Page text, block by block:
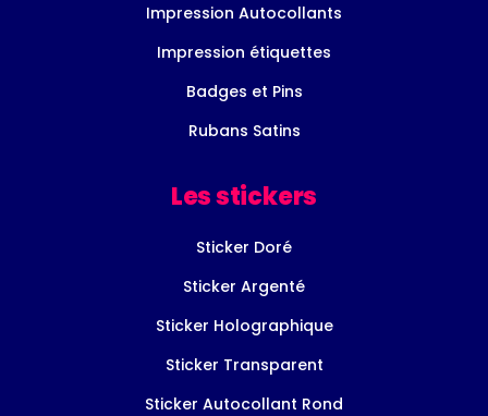
Impression Autocollants
Impression étiquettes
Badges et Pins
Rubans Satins
Les stickers
Sticker Doré
Sticker Argenté
Sticker Holographique
Sticker Transparent
Sticker Autocollant Rond